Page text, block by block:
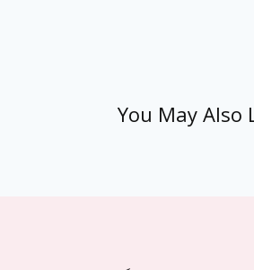
You May Also